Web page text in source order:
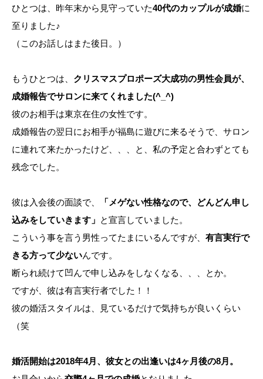
ひとつは、昨年末から見守っていた40代のカップルが成婚に
至りました♪
（このお話しはまた後日。）
もうひとつは、 クリスマスプロポーズ大成功の男性会員が、
成婚報告でサロンに来てくれました(^_^)
彼のお相手は東京在住の女性です。
成婚報告の翌日にお相手が福島に遊びに来るそうで、サロン
に連れて来たかったけど、、、と、私の予定と合わずとても
残念でした。
彼は入会後の面談で、
「メゲない性格なので、どんどん申し
込みをしていきます」 と宣言していました。
こういう事を言う男性ってたまにいるんですが、 有言実行で
きる方って少ないんです。
断られ続けて凹んで申し込みをしなくなる、、、とか。
ですが、彼は有言実行者でした！！
彼の婚活スタイルは、見ているだけで気持ちが良いくらい
（笑
婚活開始は2018年4月、彼女との出逢いは4ヶ月後の8月。